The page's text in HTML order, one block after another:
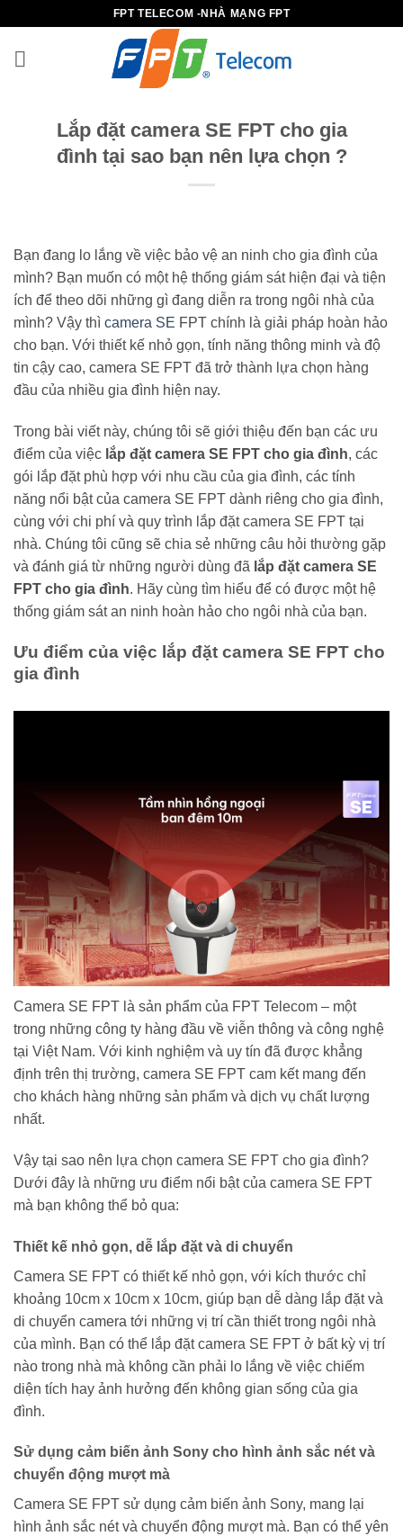
nội
FPT TELECOM -NHÀ MẠNG FPT
Lắp đặt camera SE FPT cho gia
đình tại sao bạn nên lựa chọn ?
Bạn đang lo lắng về việc bảo vệ an ninh cho gia đình của
mình? Bạn muốn có một hệ thống giám sát hiện đại và tiện
ích để theo dõi những gì đang diễn ra trong ngôi nhà của
mình? Vậy thì camera SE FPT chính là giải pháp hoàn hảo
cho bạn. Với thiết kế nhỏ gọn, tính năng thông minh và độ
tin cậy cao, camera SE FPT đã trở thành lựa chọn hàng
đầu của nhiều gia đình hiện nay.
Trong bài viết này, chúng tôi sẽ giới thiệu đến bạn các ưu
điểm của việc lắp đặt camera SE FPT cho gia đình, các
gói lắp đặt phù hợp với nhu cầu của gia đình, các tính
năng nổi bật của camera SE FPT dành riêng cho gia đình,
cùng với chi phí và quy trình lắp đặt camera SE FPT tại
nhà. Chúng tôi cũng sẽ chia sẻ những câu hỏi thường gặp
và đánh giá từ những người dùng đã lắp đặt camera SE
FPT cho gia đình. Hãy cùng tìm hiểu để có được một hệ
thống giám sát an ninh hoàn hảo cho ngôi nhà của bạn.
Ưu điểm của việc lắp đặt camera SE FPT cho
gia đình
Camera SE FPT là sản phẩm của FPT Telecom – một
trong những công ty hàng đầu về viễn thông và công nghệ
tại Việt Nam. Với kinh nghiệm và uy tín đã được khẳng
định trên thị trường, camera SE FPT cam kết mang đến
cho khách hàng những sản phẩm và dịch vụ chất lượng
nhất.
Vậy tại sao nên lựa chọn camera SE FPT cho gia đình?
Dưới đây là những ưu điểm nổi bật của camera SE FPT
mà bạn không thể bỏ qua:
Thiết kế nhỏ gọn, dễ lắp đặt và di chuyển
Camera SE FPT có thiết kế nhỏ gọn, với kích thước chỉ
khoảng 10cm x 10cm x 10cm, giúp bạn dễ dàng lắp đặt và
di chuyển camera tới những vị trí cần thiết trong ngôi nhà
của mình. Bạn có thể lắp đặt camera SE FPT ở bất kỳ vị trí
nào trong nhà mà không cần phải lo lắng về việc chiếm
diện tích hay ảnh hưởng đến không gian sống của gia
đình.
Sử dụng cảm biến ảnh Sony cho hình ảnh sắc nét và
chuyển động mượt mà
Camera SE FPT sử dụng cảm biến ảnh Sony, mang lại
hình ảnh sắc nét và chuyển động mượt mà. Bạn có thể yên